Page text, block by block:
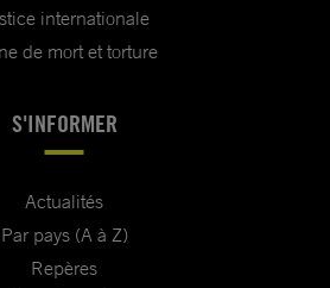
internationale
de mort et torture
S'INFORMER
Actualités
Par pays (A à Z)
Repères